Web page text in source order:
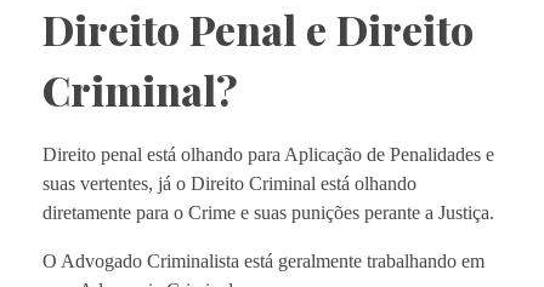
Direito Penal e Direito
Criminal?
Direito penal está olhando para Aplicação de Penalidades e
suas vertentes, já o Direito Criminal está olhando
diretamente para o Crime e suas punições perante a Justiça.
O Advogado Criminalista está geralmente trabalhando em